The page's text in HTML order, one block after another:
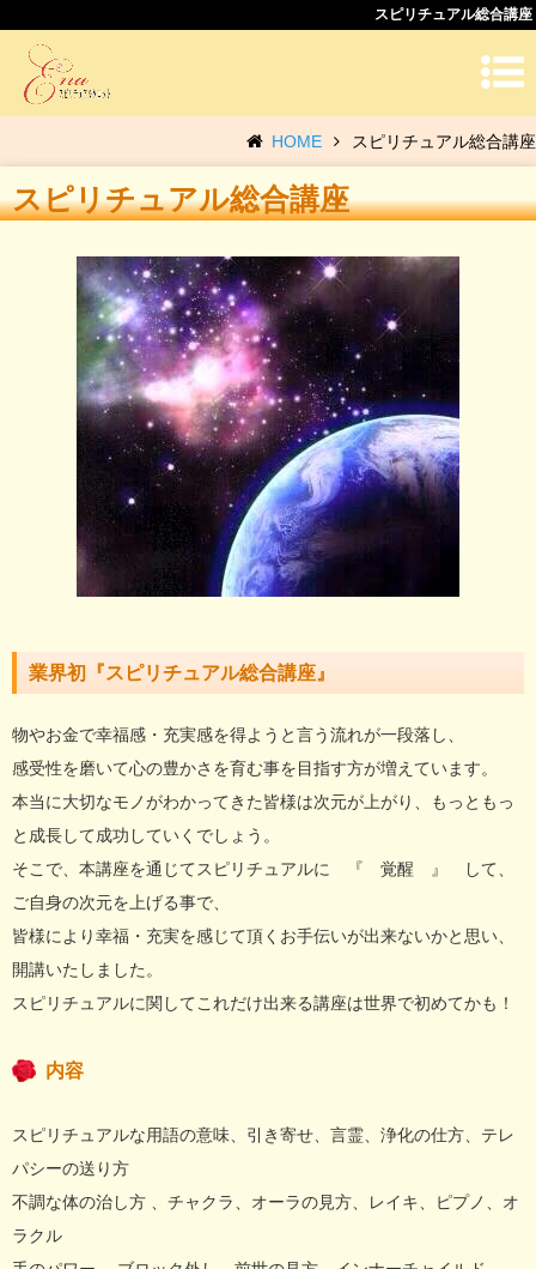
スピリチュアル総合講座
HOME スピリチュアル総合講座
スピリチュアル総合講座
業界初『スピリチュアル総合講座』
物やお金で幸福感・充実感を得ようと言う流れが一段落し、
感受性を磨いて心の豊かさを育む事を目指す方が増えています。
本当に大切なモノがわかってきた皆様は次元が上がり、もっともっ
と成長して成功していくでしょう。
そこで、本講座を通じてスピリチュアルに 『 覚醒 』 して、
ご自身の次元を上げる事で、
皆様により幸福・充実を感じて頂くお手伝いが出来ないかと思い、
開講いたしました。
スピリチュアルに関してこれだけ出来る講座は世界で初めてかも！
内容
スピリチュアルな用語の意味、引き寄せ、言霊、浄化の仕方、テレ
パシーの送り方
不調な体の治し方 、チャクラ、オーラの見方、レイキ、ピプノ、オ
ラクル